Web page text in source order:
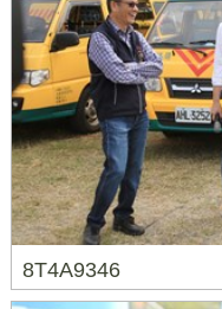
8T4A9346